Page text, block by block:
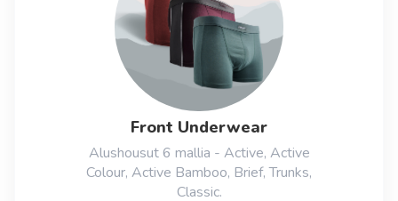
Front Underwear
Alushousut 6 mallia - Active, Active
Colour, Active Bamboo, Brief, Trunks,
Classic.